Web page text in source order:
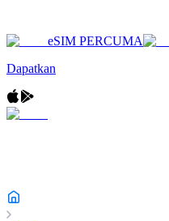
eSIM PERCUMA
Dapatkan